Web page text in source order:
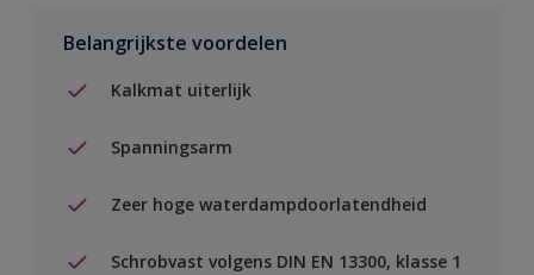
Belangrijkste voordelen
Kalkmat uiterlijk
Spanningsarm
Zeer hoge waterdampdoorlatendheid
Schrobvast volgens DIN EN 13300, klasse 1